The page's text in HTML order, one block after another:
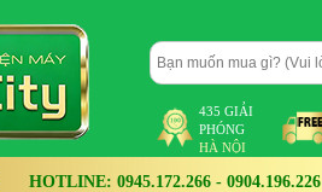
435 GIẢI
PHÓNG
HÀ NỘI
HOTLINE: 0945.172.266 - 0904.196.226